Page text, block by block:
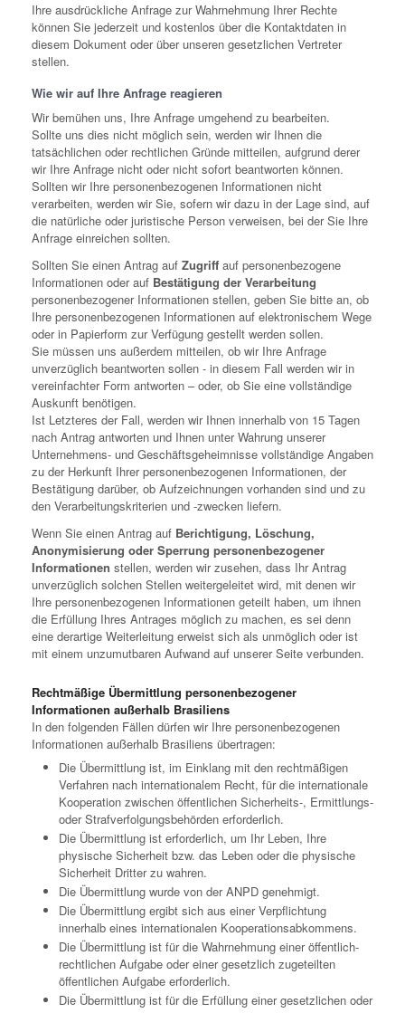
Ihre ausdrückliche Anfrage zur Wahrnehmung Ihrer Rechte
können Sie jederzeit und kostenlos über die Kontaktdaten in
diesem Dokument oder über unseren gesetzlichen Vertreter
stellen.
Wie wir auf Ihre Anfrage reagieren
Wir bemühen uns, Ihre Anfrage umgehend zu bearbeiten.
Sollte uns dies nicht möglich sein, werden wir Ihnen die
tatsächlichen oder rechtlichen Gründe mitteilen, aufgrund derer
wir Ihre Anfrage nicht oder nicht sofort beantworten können.
Sollten wir Ihre personenbezogenen Informationen nicht
verarbeiten, werden wir Sie, sofern wir dazu in der Lage sind, auf
die natürliche oder juristische Person verweisen, bei der Sie Ihre
Anfrage einreichen sollten.
Sollten Sie einen Antrag auf Zugriff auf personenbezogene
Informationen oder auf Bestätigung der Verarbeitung
personenbezogener Informationen stellen, geben Sie bitte an, ob
Ihre personenbezogenen Informationen auf elektronischem Wege
oder in Papierform zur Verfügung gestellt werden sollen.
Sie müssen uns außerdem mitteilen, ob wir Ihre Anfrage
unverzüglich beantworten sollen - in diesem Fall werden wir in
vereinfachter Form antworten – oder, ob Sie eine vollständige
Auskunft benötigen.
Ist Letzteres der Fall, werden wir Ihnen innerhalb von 15 Tagen
nach Antrag antworten und Ihnen unter Wahrung unserer
Unternehmens- und Geschäftsgeheimnisse vollständige Angaben
zu der Herkunft Ihrer personenbezogenen Informationen, der
Bestätigung darüber, ob Aufzeichnungen vorhanden sind und zu
den Verarbeitungskriterien und -zwecken liefern.
Wenn Sie einen Antrag auf Berichtigung, Löschung,
Anonymisierung oder Sperrung personenbezogener
Informationen stellen, werden wir zusehen, dass Ihr Antrag
unverzüglich solchen Stellen weitergeleitet wird, mit denen wir
Ihre personenbezogenen Informationen geteilt haben, um ihnen
die Erfüllung Ihres Antrages möglich zu machen, es sei denn
eine derartige Weiterleitung erweist sich als unmöglich oder ist
mit einem unzumutbaren Aufwand auf unserer Seite verbunden.
Rechtmäßige Übermittlung personenbezogener
Informationen außerhalb Brasiliens
In den folgenden Fällen dürfen wir Ihre personenbezogenen
Informationen außerhalb Brasiliens übertragen:
Die Übermittlung ist, im Einklang mit den rechtmäßigen
Verfahren nach internationalem Recht, für die internationale
Kooperation zwischen öffentlichen Sicherheits-, Ermittlungs-
oder Strafverfolgungsbehörden erforderlich.
Die Übermittlung ist erforderlich, um Ihr Leben, Ihre
physische Sicherheit bzw. das Leben oder die physische
Sicherheit Dritter zu wahren.
Die Übermittlung wurde von der ANPD genehmigt.
Die Übermittlung ergibt sich aus einer Verpflichtung
innerhalb eines internationalen Kooperationsabkommens.
Die Übermittlung ist für die Wahrnehmung einer öffentlich-
rechtlichen Aufgabe oder einer gesetzlich zugeteilten
öffentlichen Aufgabe erforderlich.
Die Übermittlung ist für die Erfüllung einer gesetzlichen oder